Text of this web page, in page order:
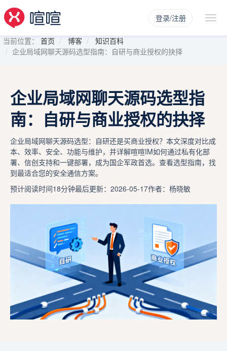
登录/注册
当前位置： 首页 博客
知识百科
企业局域网聊天源码选型指南：自研与商业授权的抉择
企业局域网聊天源码选型指
南：自研与商业授权的抉择
企业局域网聊天源码选型：自研还是买商业授权？本文深度对比成
本、效率、安全、功能与维护，并详解喧喧IM如何通过私有化部
署、信创支持和一键部署，成为国企军政首选。查看选型指南，找
到最适合您的安全通信方案。
预计阅读时间18分钟最后更新：2026-05-17作者：杨晓敏